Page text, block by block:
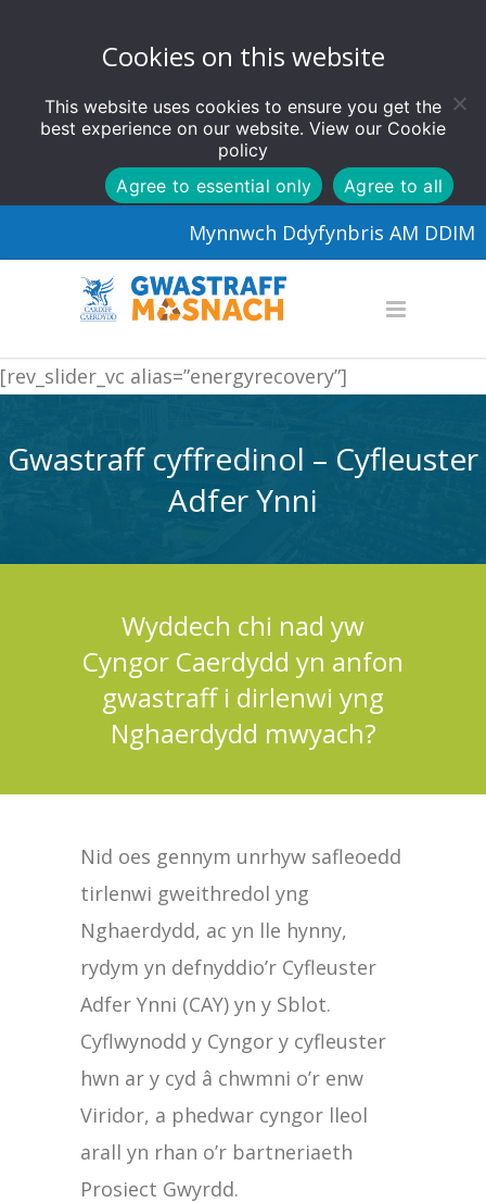
Cookies on this website
This website uses cookies to ensure you get the
best experience on our website. View our Cookie
policy
Agree to all
Agree to essential only
Mynnwch Ddyfynbris AM DDIM
[rev_slider_vc alias=”energyrecovery”]
Gwastraff cyffredinol – Cyfleuster
Adfer Ynni
Wyddech chi nad yw
Cyngor Caerdydd yn anfon
gwastraff i dirlenwi yng
Nghaerdydd mwyach?
Nid oes gennym unrhyw safleoedd
tirlenwi gweithredol yng
Nghaerdydd, ac yn lle hynny,
rydym yn defnyddio’r Cyfleuster
Adfer Ynni (CAY) yn y Sblot.
Cyflwynodd y Cyngor y cyfleuster
hwn ar y cyd â chwmni o’r enw
Viridor, a phedwar cyngor lleol
arall yn rhan o’r bartneriaeth
Prosiect Gwyrdd.